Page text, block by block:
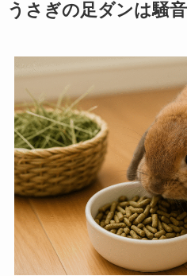
うさぎの足ダンは騒